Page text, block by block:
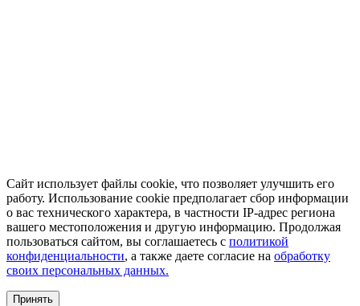
Сайт использует файлы cookie, что позволяет улучшить его
работу. Использование cookie предполагает сбор информации
о вас технического характера, в частности IP-адрес региона
вашего местоположения и другую информацию. Продолжая
пользоваться сайтом, вы соглашаетесь с политикой
конфиденциальности, а также даете согласие на обработку
своих персональных данных.
Принять